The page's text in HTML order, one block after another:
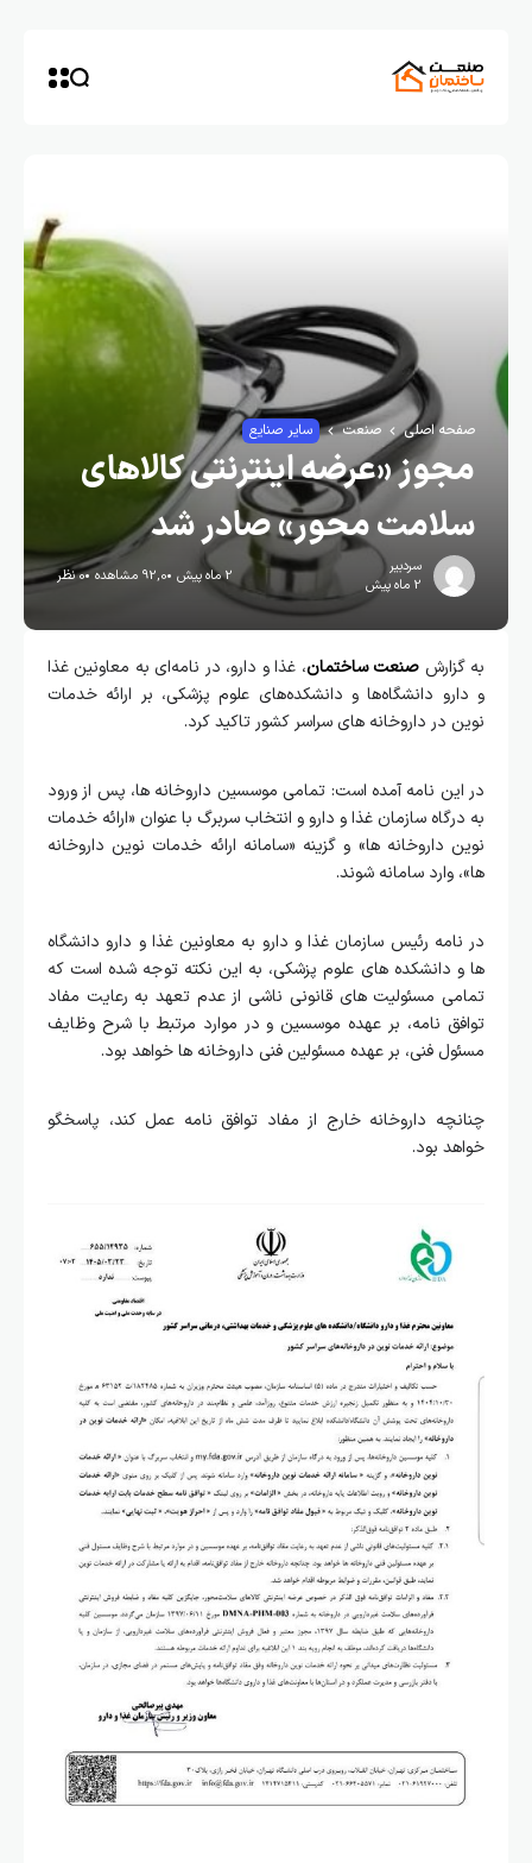
صفحه اصلی صنعت سایر صنایع
مجوز «عرضه اینترنتی کالاهای
سلامت محور» صادر شد
سردبیر
2 ماه پیش
2 ماه پیش 92,0 مشاهده 0 نظر
به گزارش صنعت ساختمان، غذا و دارو، در نامه‌ای به معاونین غذا
و دارو دانشگاه‌ها و دانشکده‌های علوم پزشکی، بر ارائه خدمات
نوین در داروخانه های سراسر کشور تاکید کرد.
در این نامه آمده است: تمامی موسسین داروخانه ها، پس از ورود
به درگاه سازمان غذا و دارو و انتخاب سربرگ با عنوان «ارائه خدمات
نوین داروخانه ها» و گزینه «سامانه ارائه خدمات نوین داروخانه
ها»، وارد سامانه شوند.
در نامه رئیس سازمان غذا و دارو به معاونین غذا و دارو دانشگاه
ها و دانشکده های علوم پزشکی، به این نکته توجه شده است که
تمامی مسئولیت های قانونی ناشی از عدم تعهد به رعایت مفاد
توافق نامه، بر عهده موسسین و در موارد مرتبط با شرح وظایف
مسئول فنی، بر عهده مسئولین فنی داروخانه ها خواهد بود.
چنانچه داروخانه خارج از مفاد توافق نامه عمل کند، پاسخگو
خواهد بود.